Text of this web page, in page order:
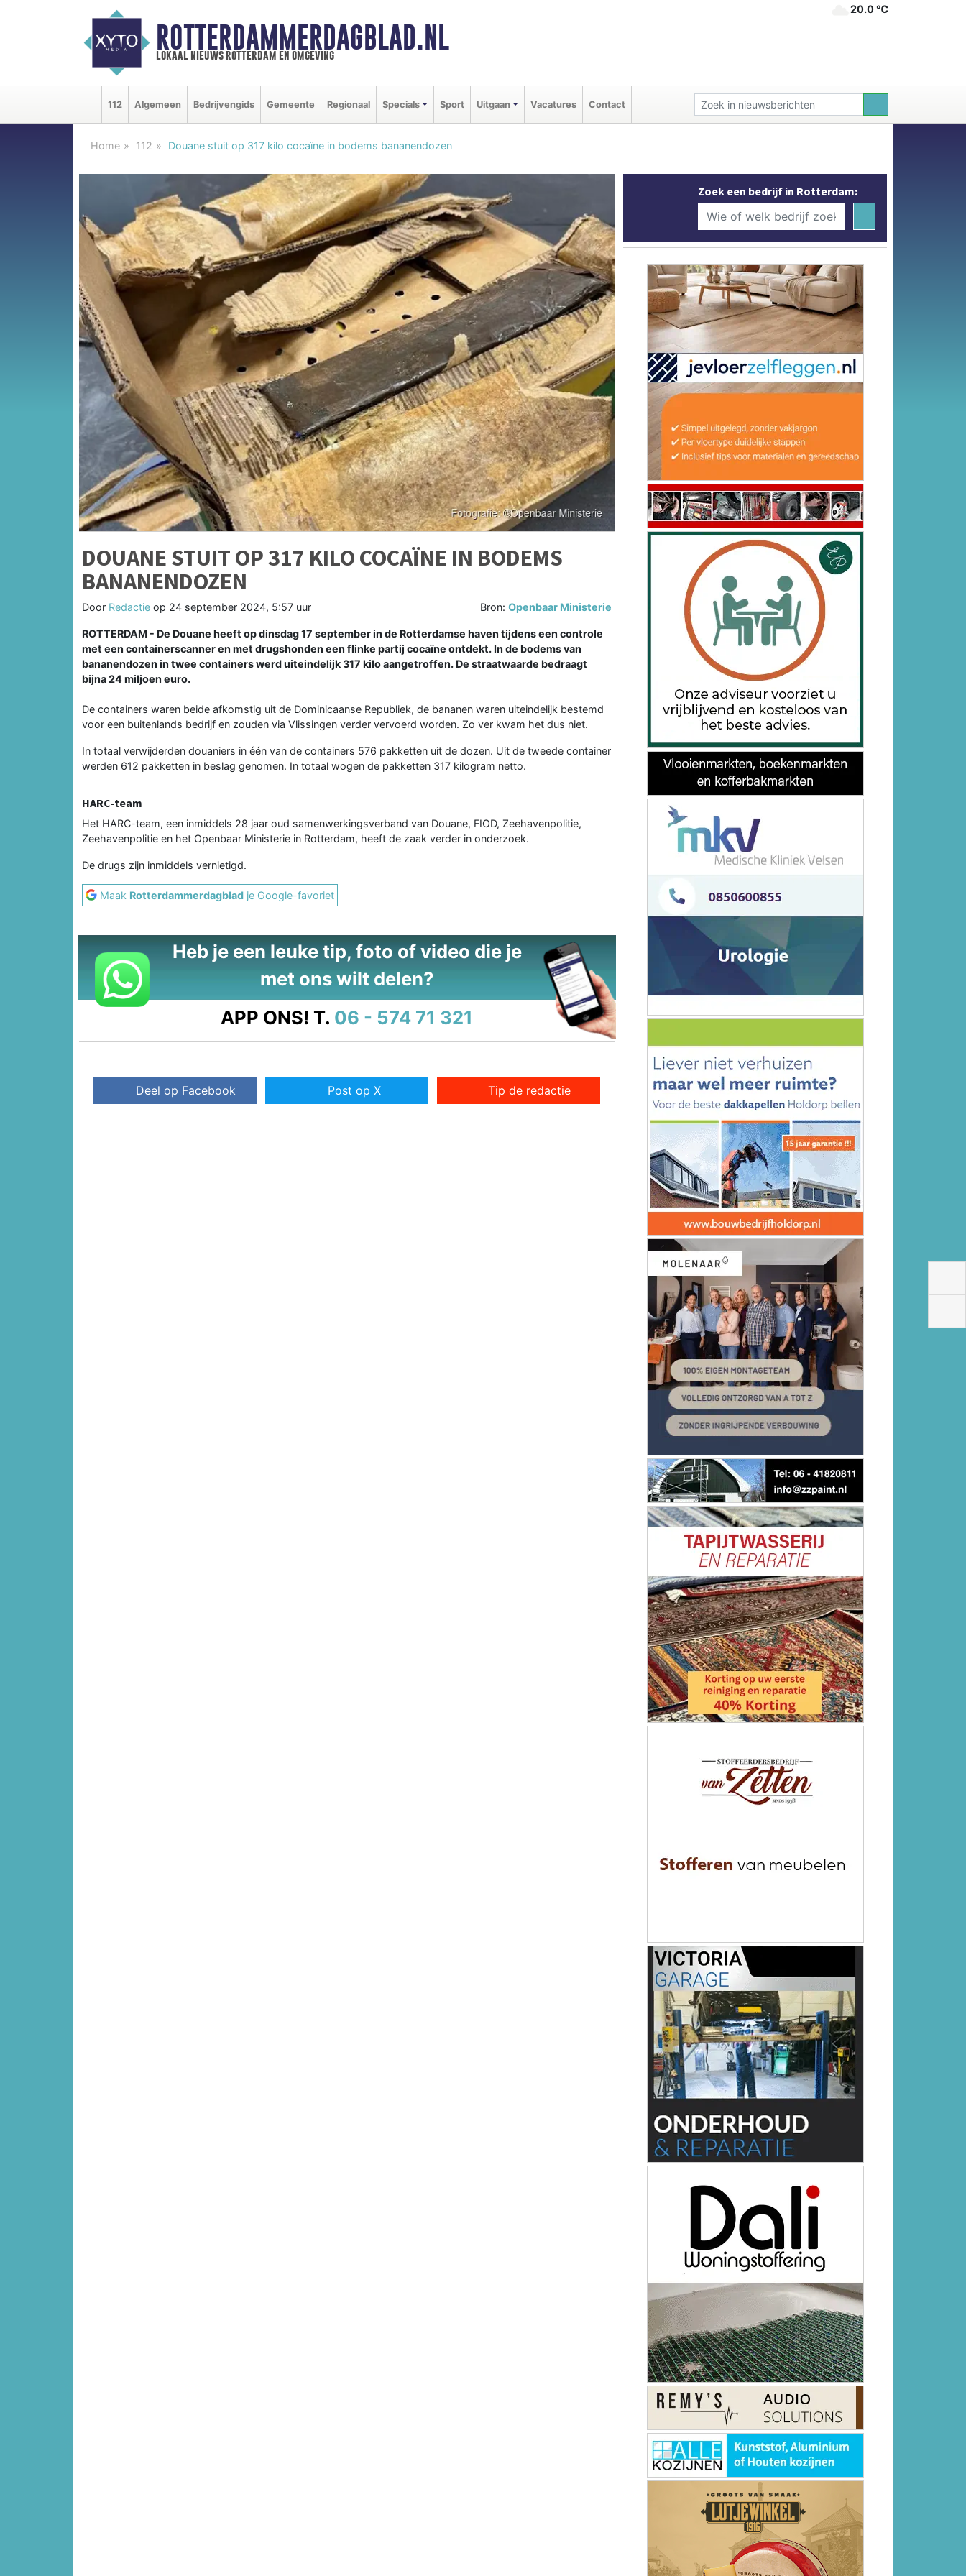
ROTTERDAMMERDAGBLAD.NL
lokaal nieuws rotterdam en omgeving
20.0 ℃
112 Algemeen Bedrijvengids Gemeente Regionaal Specials Sport Uitgaan Vacatures Contact
Home 112 Douane stuit op 317 kilo cocaïne in bodems bananendozen
DOUANE STUIT OP 317 KILO COCAÏNE IN BODEMS
BANANENDOZEN
Door Redactie op 24 september 2024, 5:57 uur Bron:Openbaar Ministerie
ROTTERDAM - De Douane heeft op dinsdag 17 september in de Rotterdamse haven tijdens een controle
met een containerscanner en met drugshonden een flinke partij cocaïne ontdekt. In de bodems van
bananendozen in twee containers werd uiteindelijk 317 kilo aangetroffen. De straatwaarde bedraagt
bijna 24 miljoen euro.
De containers waren beide afkomstig uit de Dominicaanse Republiek, de bananen waren uiteindelijk bestemd
voor een buitenlands bedrijf en zouden via Vlissingen verder vervoerd worden. Zo ver kwam het dus niet.
In totaal verwijderden douaniers in één van de containers 576 pakketten uit de dozen. Uit de tweede container
werden 612 pakketten in beslag genomen. In totaal wogen de pakketten 317 kilogram netto.
HARC-team
Het HARC-team, een inmiddels 28 jaar oud samenwerkingsverband van Douane, FIOD, Zeehavenpolitie,
Zeehavenpolitie en het Openbaar Ministerie in Rotterdam, heeft de zaak verder in onderzoek.
De drugs zijn inmiddels vernietigd.
Maak Rotterdammerdagblad je Google-favoriet
Heb je een leuke tip, foto of video die je
met ons wilt delen?
APP ONS! T. 06 - 574 71 321
Deel op Facebook Post op X Tip de redactie
Zoek een bedrijf in Rotterdam: